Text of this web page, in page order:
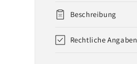
Beschreibung
Rechtliche Angaben